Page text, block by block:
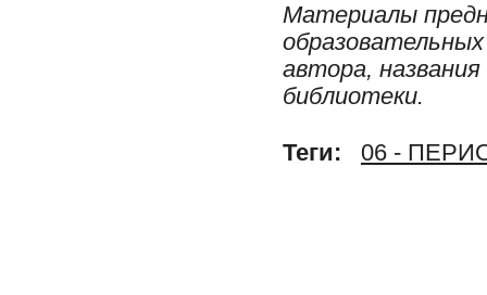
Материалы
автора,
библиотеки.
Теги: 06 -